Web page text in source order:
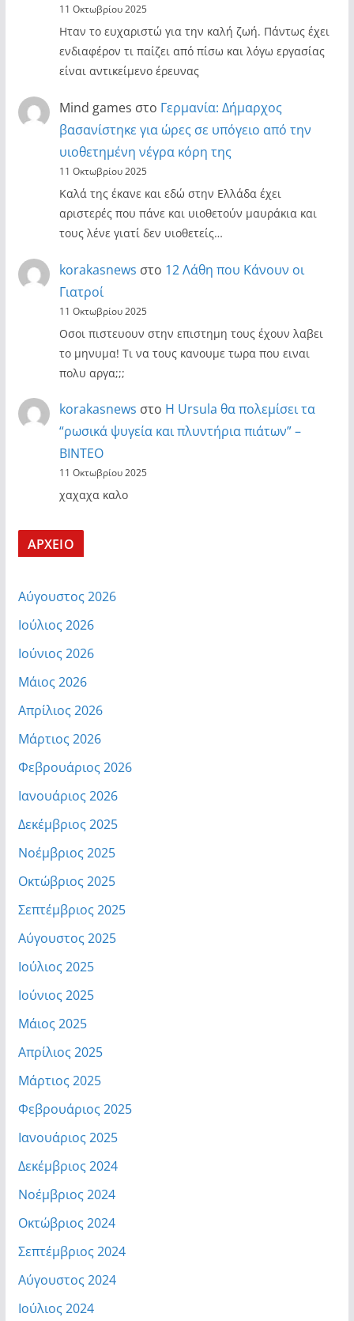
11 Οκτωβρίου 2025
Ηταν το ευχαριστώ για την καλή ζωή. Πάντως έχει
ενδιαφέρον τι παίζει από πίσω και λόγω εργασίας
είναι αντικείμενο έρευνας
Mind games στο Γερμανία: Δήμαρχος
βασανίστηκε για ώρες σε υπόγειο από την
υιοθετημένη νέγρα κόρη της
11 Οκτωβρίου 2025
Καλά της έκανε και εδώ στην Ελλάδα έχει
αριστερές που πάνε και υιοθετούν μαυράκια και
τους λένε γιατί δεν υιοθετείς…
korakasnews στο 12 Λάθη που Κάνουν οι
Γιατροί
11 Οκτωβρίου 2025
Οσοι πιστευουν στην επιστημη τους έχουν λαβει
το μηνυμα! Τι να τους κανουμε τωρα που ειναι
πολυ αργα;;;
korakasnews στο Η Ursula θα πολεμίσει τα
“ρωσικά ψυγεία και πλυντήρια πιάτων” –
ΒΙΝΤΕΟ
11 Οκτωβρίου 2025
χαχαχα καλο
ΑΡΧΕΙΟ
Αύγουστος 2026
Ιούλιος 2026
Ιούνιος 2026
Μάιος 2026
Απρίλιος 2026
Μάρτιος 2026
Φεβρουάριος 2026
Ιανουάριος 2026
Δεκέμβριος 2025
Νοέμβριος 2025
Οκτώβριος 2025
Σεπτέμβριος 2025
Αύγουστος 2025
Ιούλιος 2025
Ιούνιος 2025
Μάιος 2025
Απρίλιος 2025
Μάρτιος 2025
Φεβρουάριος 2025
Ιανουάριος 2025
Δεκέμβριος 2024
Νοέμβριος 2024
Οκτώβριος 2024
Σεπτέμβριος 2024
Αύγουστος 2024
Ιούλιος 2024